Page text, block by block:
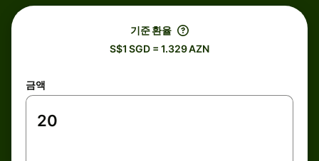
기준 환율
S$1 SGD = 1.329 AZN
금액